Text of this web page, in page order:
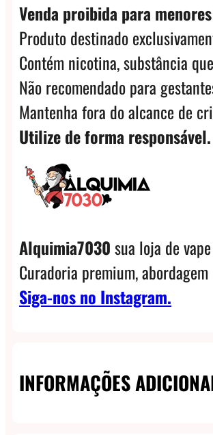
Venda proibida para
Produto destinado
Contém nicotina, substância
Não recomendado para
Mantenha fora do alcance de
Utilize de forma responsável.
Alquimia7030sua loja de
Curadoria premium,
Siga-nos no Instagram.
INFORMAÇÕES